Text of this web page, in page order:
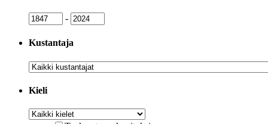
Julkaisuvuosi
- Julkaisuvuosi
Kustantaja
Kustantaja
Kieli
Kieli